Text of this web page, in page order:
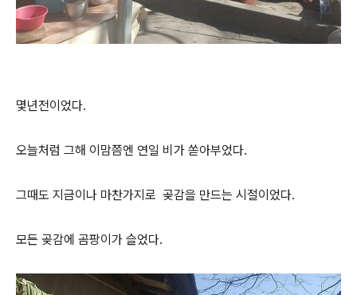
몇년전이었다.
오늘처럼 그해 이맘쯤엔 연일 비가 쏟아부었다.
그때도 지금이나 마찬가지로 곶감을 만드는 시절이었다.
모든 곶감에 곰팡이가 슬었다.